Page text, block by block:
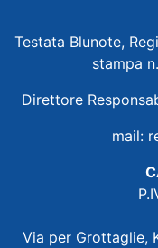
Testata Blunote,
stampa
Direttore
mail:
Via per Grottaglie,